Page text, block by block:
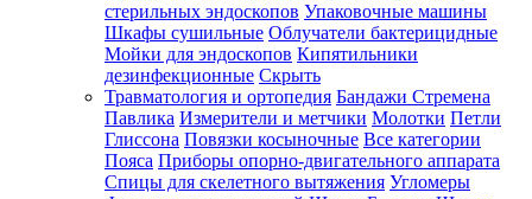
стерильных эндоскопов Упаковочные машины
Шкафы сушильные Облучатели бактерицидные
Мойки для эндоскопов Кипятильники
дезинфекционные Скрыть
Травматология и ортопедия Бандажи Стремена
Павлика Измерители и метчики Молотки Петли
Глиссона Повязки косыночные Все категории
Пояса Приборы опорно-двигательного аппарата
Спицы для скелетного вытяжения Угломеры